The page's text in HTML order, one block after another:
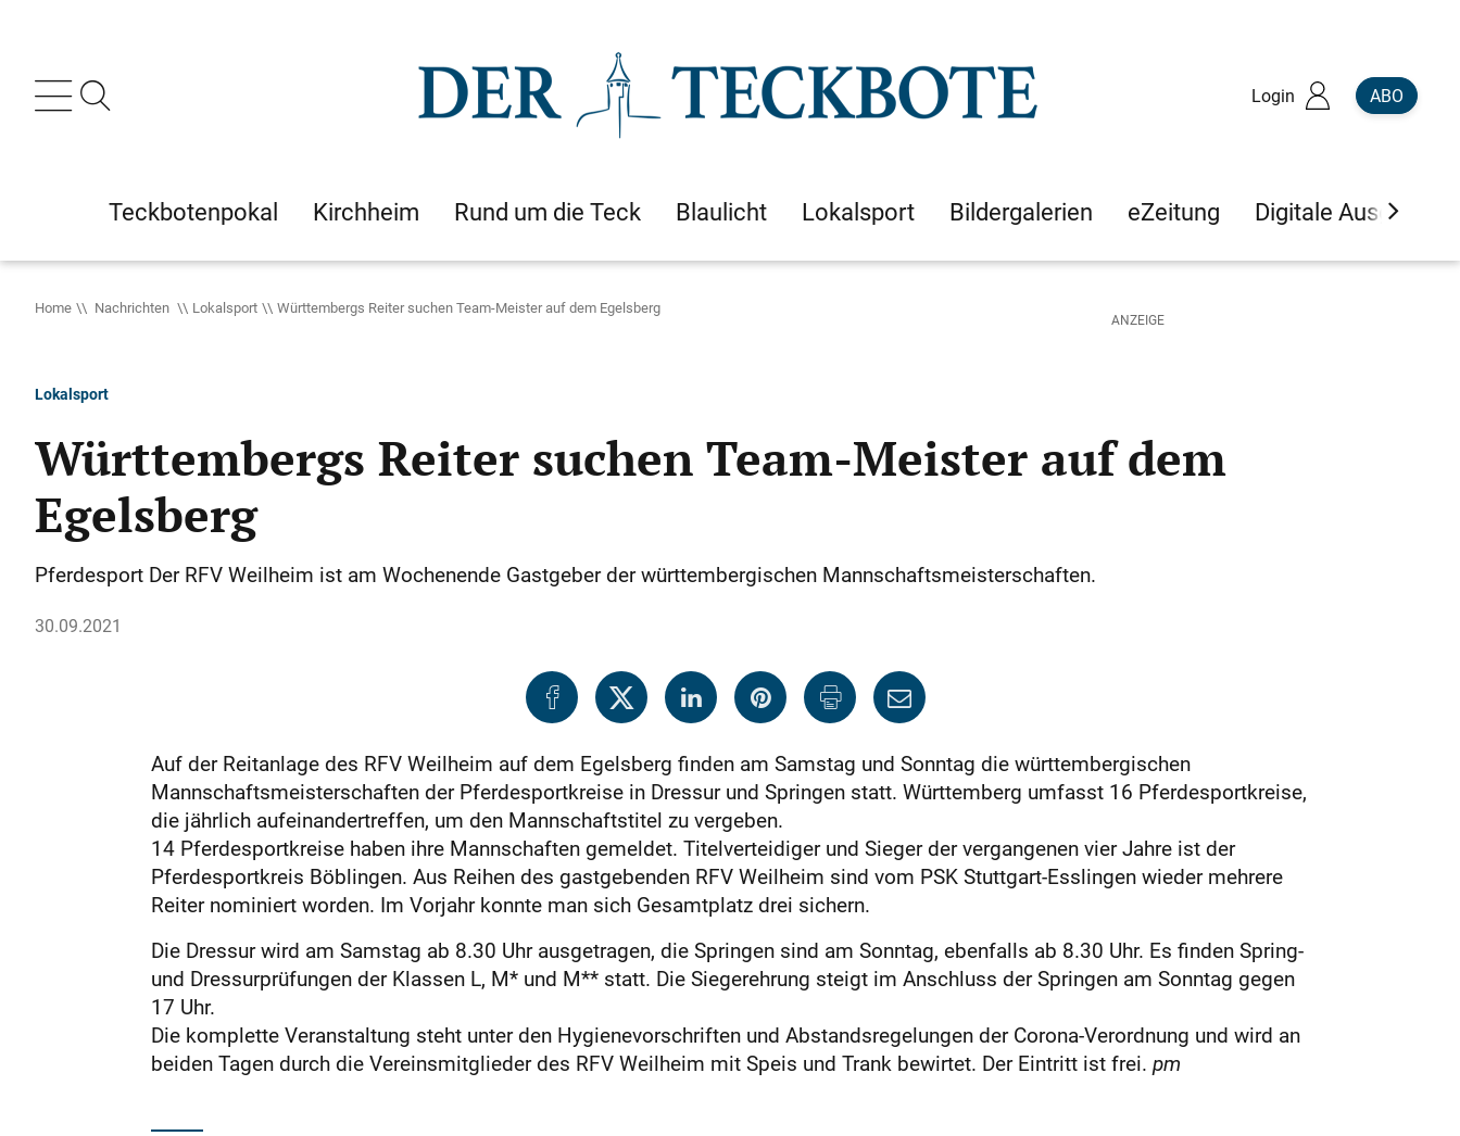
Login ABO
Teckbotenpokal Kirchheim Rund um die Teck Blaulicht Lokalsport Bildergalerien eZeitung Digitale Ausgaben
Home Nachrichten Lokalsport Württembergs Reiter suchen Team-Meister auf dem Egelsberg
Lokalsport
Württembergs Reiter suchen Team-Meister auf dem
Egelsberg
Pferdesport Der RFV Weilheim ist am Wochenende Gastgeber der württembergischen Mannschaftsmeisterschaften.
30.09.2021
Auf der Reitanlage des RFV Weilheim auf dem Egelsberg finden am Samstag und Sonntag die württembergischen
Mannschaftsmeisterschaften der Pferdesportkreise in Dressur und Springen statt. Württemberg umfasst 16 Pferdesportkreise,
die jährlich aufeinandertreffen, um den Mannschaftstitel zu vergeben.
14 Pferdesportkreise haben ihre Mannschaften gemeldet. Titelverteidiger und Sieger der vergangenen vier Jahre ist der
Pferdesportkreis Böblingen. Aus Reihen des gastgebenden RFV Weilheim sind vom PSK Stuttgart-Esslingen wieder mehrere
Reiter nominiert worden. Im Vorjahr konnte man sich Gesamtplatz drei sichern.
Die Dressur wird am Samstag ab 8.30 Uhr ausgetragen, die Springen sind am Sonntag, ebenfalls ab 8.30 Uhr. Es finden Spring-
und Dressurprüfungen der Klassen L, M* und M** statt. Die Siegerehrung steigt im Anschluss der Springen am Sonntag gegen
17 Uhr.
Die komplette Veranstaltung steht unter den Hygienevorschriften und Abstandsregelungen der Corona-Verordnung und wird an
beiden Tagen durch die Vereinsmitglieder des RFV Weilheim mit Speis und Trank bewirtet. Der Eintritt ist frei. pm